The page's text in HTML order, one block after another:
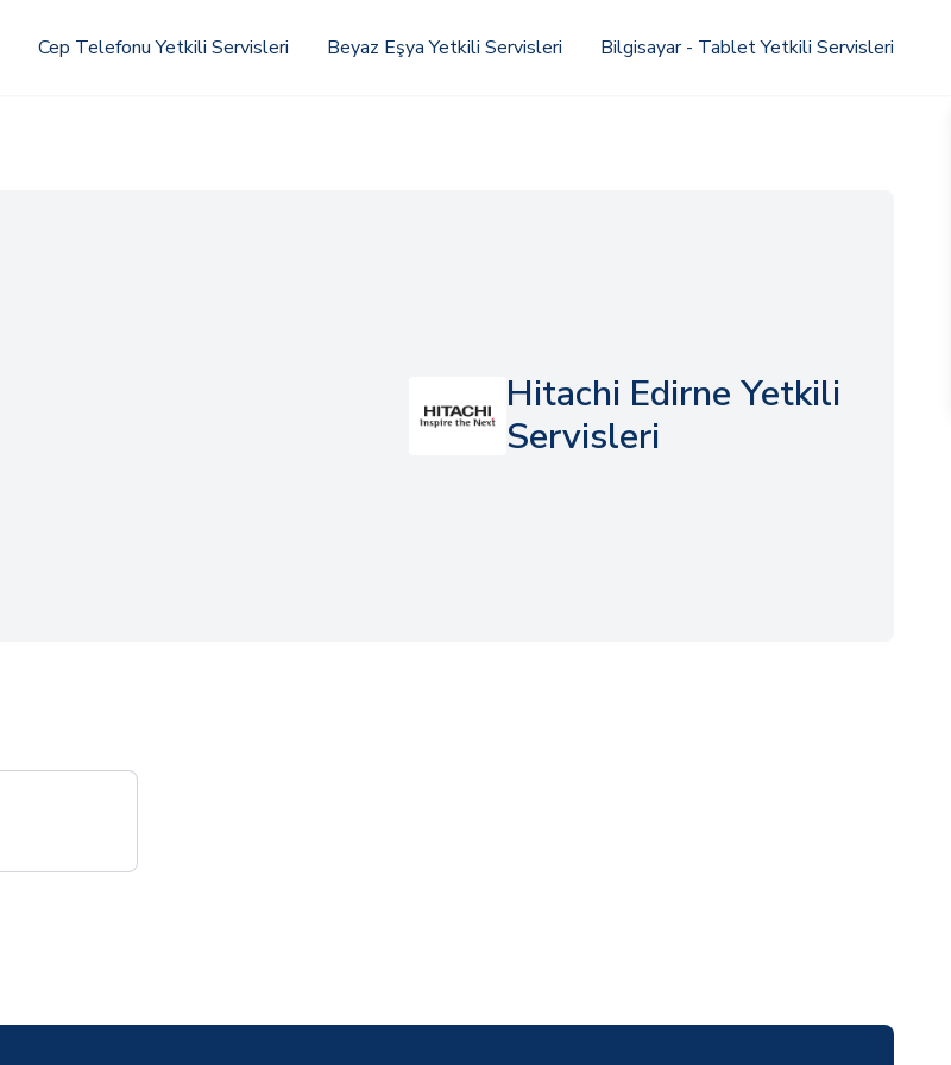
Cep Telefonu Yetkili Servisleri Beyaz Eşya Yetkili Servisleri Bilgisayar - Tablet Yetkili Servisleri
Hitachi Edirne Yetkili
Servisleri